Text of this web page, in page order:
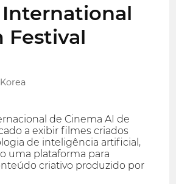
International
Festival
de Cinema AI de
a exibir filmes criados
de inteligência artificial,
uma plataforma para
criativo produzido por